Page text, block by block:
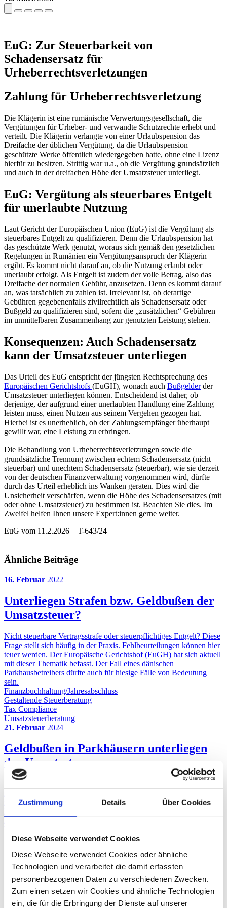
Zustimmung Details Über Cookies
Diese Webseite verwendet Cookies
Diese Webseite verwendet Cookies oder ähnliche
Technologien und verarbeitet die damit erfassten
personenbezogenen Daten zu verschiedenen Zwecken.
Zum einen setzen wir Cookies und ähnliche Technologien
ein, die für die Erbringung der Dienste auf unserer
EuG: Zur Steuerbarkeit von
Schadensersatz für
Urheberrechtsverletzungen
Zahlung für Urheberrechtsverletzung
Die Klägerin ist eine rumänische Verwertungsgesellschaft, die
Vergütungen für Urheber- und verwandte Schutzrechte erhebt und
verteilt. Die Klägerin verlangte von einer Urlaubspension das
Dreifache der üblichen Vergütung, da die Urlaubspension
geschützte Werke öffentlich wiedergegeben hatte, ohne eine Lizenz
hierfür zu besitzen. Strittig war u.a., ob die Vergütung grundsätzlich
und auch in der dreifachen Höhe der Umsatzsteuer unterliegt.
EuG: Vergütung als steuerbares Entgelt
für unerlaubte Nutzung
Laut Gericht der Europäischen Union (EuG) ist die Vergütung als
steuerbares Entgelt zu qualifizieren. Denn die Urlaubspension hat
das geschützte Werk genutzt, woraus sich gemäß den gesetzlichen
Regelungen in Rumänien ein Vergütungsanspruch der Klägerin
ergibt. Es kommt nicht darauf an, ob die Nutzung erlaubt oder
unerlaubt erfolgt. Als Entgelt ist zudem der volle Betrag, also das
Dreifache der normalen Gebühr, anzusetzen. Denn es kommt darauf
an, was tatsächlich zu zahlen ist. Irrelevant ist, ob derartige
Gebühren gegebenenfalls zivilrechtlich als Schadensersatz oder
Bußgeld zu qualifizieren sind, sofern die „zusätzlichen“ Gebühren
im unmittelbaren Zusammenhang zur genutzten Leistung stehen.
Konsequenzen: Auch Schadensersatz
kann der Umsatzsteuer unterliegen
Das Urteil des EuG entspricht der jüngsten Rechtsprechung des
Europäischen Gerichtshofs (EuGH), wonach auch Bußgelderder
Umsatzsteuer unterliegen können. Entscheidend ist daher, ob
derjenige, der aufgrund einer unerlaubten Handlung eine Zahlung
leisten muss, einen Nutzen aus seinem Vergehen gezogen hat.
Hierbei ist es unerheblich, ob der Zahlungsempfänger überhaupt
gewillt war, eine Leistung zu erbringen.
Die Behandlung von Urheberrechtsverletzungen sowie die
grundsätzliche Trennung zwischen echtem Schadensersatz (nicht
steuerbar) und unechtem Schadensersatz (steuerbar), wie sie derzeit
von der deutschen Finanzverwaltung vorgenommen wird, dürfte
durch das Urteil erheblich ins Wanken geraten. Dies wird die
Unsicherheit verschärfen, wenn die Höhe des Schadensersatzes (mit
oder ohne Umsatzsteuer) zu bestimmen ist. Beachten Sie dies. Im
Zweifel helfen Ihnen unsere Expert:innen gerne weiter.
EuG vom 11.2.2026 – T-643/24
Ähnliche Beiträge
16. Februar 2022
Unterliegen Strafen bzw. Geldbußen der
Umsatzsteuer?
Nicht steuerbare Vertragsstrafe oder steuerpflichtiges Entgelt? Diese
Frage stellt sich häufig in der Praxis. Fehlbeurteilungen können hier
teuer werden. Der Europäische Gerichtshof (EuGH) hat sich aktuell
mit dieser Thematik befasst. Der Fall eines dänischen
Parkhausbetreibers dürfte auch für hiesige Fälle von Bedeutung
sein.
Finanzbuchhaltung/Jahresabschluss
Gestaltende Steuerberatung
Tax Compliance
Umsatzsteuerberatung
21. Februar 2024
Geldbußen in Parkhäusern unterliegen
der Umsatzsteuer
Wir hatten Sie auf ein grundlegendes Urteil des EuGH zur
steuerpflichtigem Entgelt hingewiesen. Nun hat sich das
Finanzbuchhaltung/Jahresabschluss
Umsatzsteuerberatung
Zurück
Gert Klöttschen
Steuerberater